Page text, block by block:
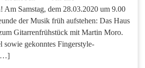
Am Samstag, dem 28.03.2020 um 9.00
der Musik früh aufstehen: Das Haus
Gitarrenfrühstück mit Martin Moro.
sowie gekonntes Fingerstyle-
[…]